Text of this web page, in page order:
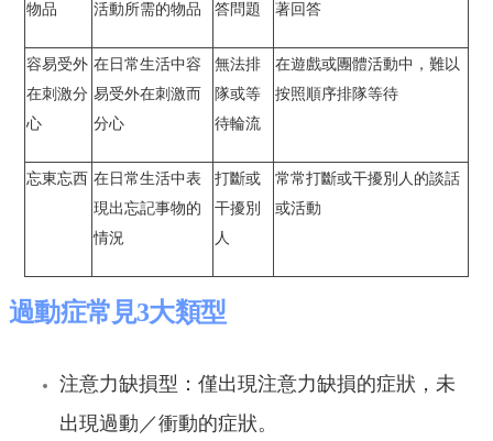
物品
活動所需的物品
答問題
著回答
容易受外
在刺激分
心
在日常生活中容
易受外在刺激而
分心
無法排
隊或等
待輪流
在遊戲或團體活動中，難以
按照順序排隊等待
忘東忘西 在日常生活中表
現出忘記事物的
情況
打斷或
干擾別
人
常常打斷或干擾別人的談話
或活動
過動症常見3大類型
注意力缺損型：僅出現注意力缺損的症狀，未
出現過動／衝動的症狀。